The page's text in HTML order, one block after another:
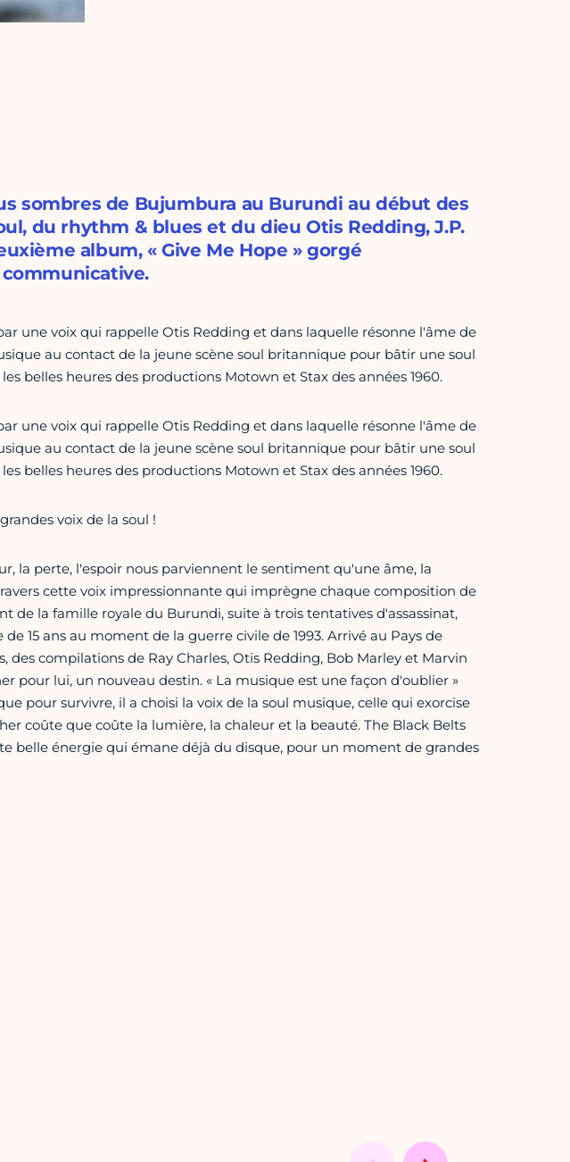
sombres de Bujumbura au Burundi au début des
du rhythm & blues et du dieu Otis Redding, J.P.
album, « Give Me Hope » gorgé
une voix qui rappelle Otis Redding et dans laquelle résonne l'âme de
au contact de la jeune scène soul britannique pour bâtir une soul
belles heures des productions Motown et Stax des années 1960.
une voix qui rappelle Otis Redding et dans laquelle résonne l'âme de
au contact de la jeune scène soul britannique pour bâtir une soul
belles heures des productions Motown et Stax des années 1960.
voix de la soul !
la perte, l'espoir nous parviennent le sentiment qu'une âme, la
cette voix impressionnante qui imprègne chaque composition de
de la famille royale du Burundi, suite à trois tentatives d'assassinat,
15 ans au moment de la guerre civile de 1993. Arrivé au Pays de
des compilations de Ray Charles, Otis Redding, Bob Marley et Marvin
pour lui, un nouveau destin. « La musique est une façon d'oublier »
pour survivre, il a choisi la voix de la soul musique, celle qui exorcise
coûte que coûte la lumière, la chaleur et la beauté. The Black Belts
belle énergie qui émane déjà du disque, pour un moment de grandes